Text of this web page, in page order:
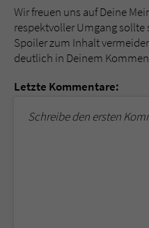
Wir freuen uns auf Deine
respektvoller Umgang
Spoiler zum Inhalt
deutlich in Deinem
Letzte Kommentare:
Schreibe den ersten